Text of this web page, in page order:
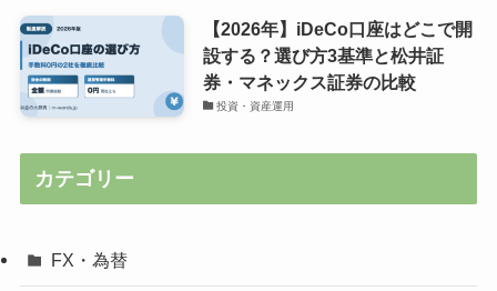
【2026年】iDeCo口座はどこで開
設する？選び方3基準と松井証
券・マネックス証券の比較
投資・資産運用
カテゴリー
FX・為替